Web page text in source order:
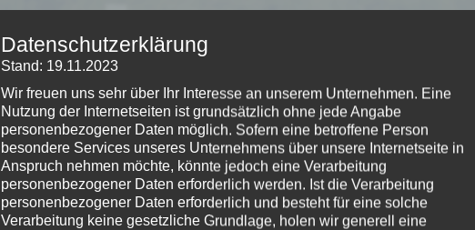
Datenschutzerklärung
Stand: 19.11.2023
Wir freuen uns sehr über Ihr Interesse an unserem Unternehmen. Eine
Nutzung der Internetseiten ist grundsätzlich ohne jede Angabe
personenbezogener Daten möglich. Sofern eine betroffene Person
besondere Services unseres Unternehmens über unsere Internetseite in
Anspruch nehmen möchte, könnte jedoch eine Verarbeitung
personenbezogener Daten erforderlich werden. Ist die Verarbeitung
personenbezogener Daten erforderlich und besteht für eine solche
Verarbeitung keine gesetzliche Grundlage, holen wir generell eine